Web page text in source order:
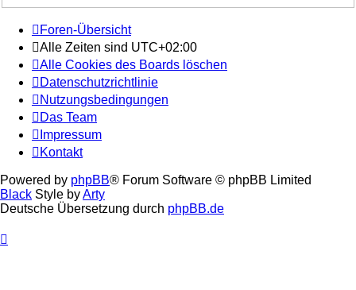
Foren-Übersicht
Alle Zeiten sind UTC+02:00
Alle Cookies des Boards löschen
Datenschutzrichtlinie
Nutzungsbedingungen
Das Team
Impressum
Kontakt
Powered by phpBB® Forum Software © phpBB Limited
Black Style byArty
Deutsche Übersetzung durch phpBB.de